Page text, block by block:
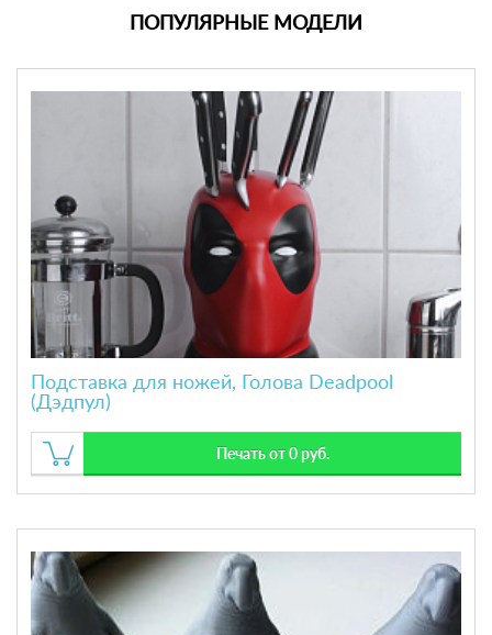
ПОПУЛЯРНЫЕ МОДЕЛИ
Подставка для ножей, Голова Deadpool
(Дэдпул)
Печать от 0 руб.